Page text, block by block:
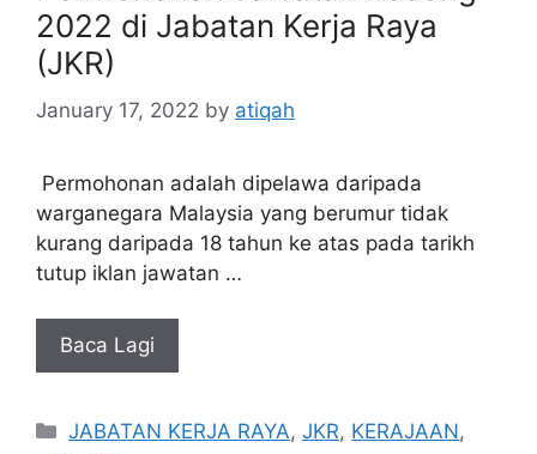
2022 di Jabatan Kerja Raya
(JKR)
January 17, 2022 by atiqah
Permohonan adalah dipelawa daripada
warganegara Malaysia yang berumur tidak
kurang daripada 18 tahun ke atas pada tarikh
tutup iklan jawatan …
Baca Lagi
Categories
JABATAN KERJA RAYA,JKR, KERAJAAN,